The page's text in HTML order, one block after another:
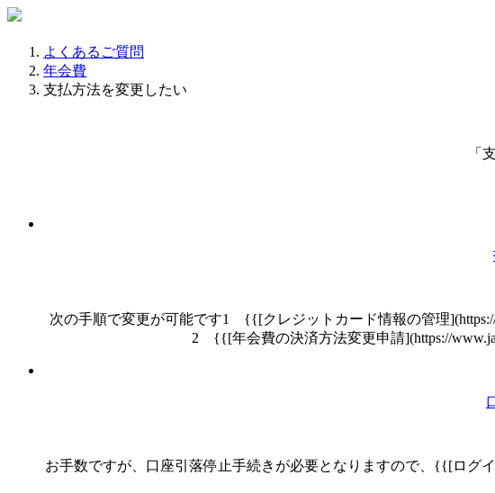
よくあるご質問
年会費
支払方法を変更したい
「
次の手順で変更が可能です1 {{[クレジットカード情報の管理](https://
2 {{[年会費の決済方法変更申請](https://
お手数ですが、口座引落停止手続きが必要となりますので、{{[ログ